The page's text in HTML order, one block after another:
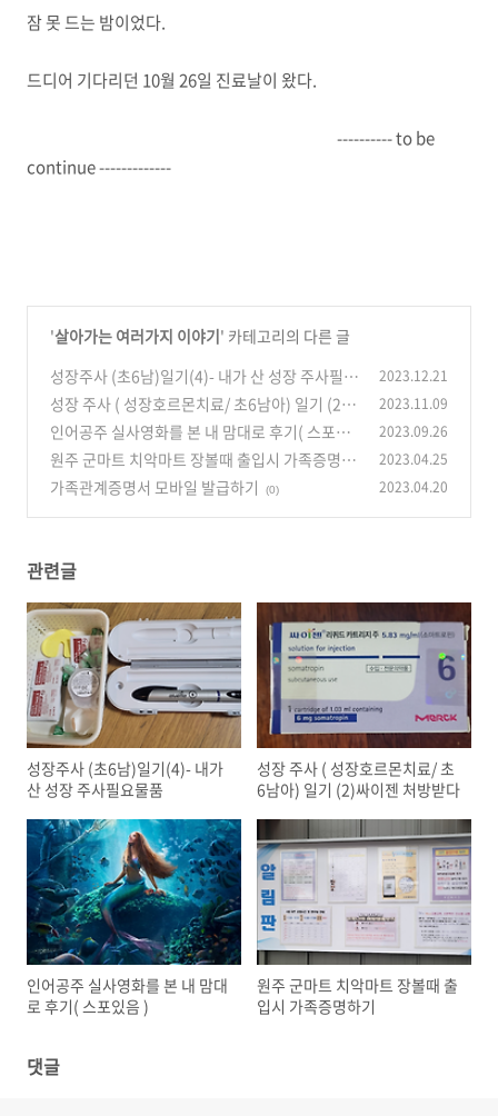
잠 못 드는 밤이었다.
드디어 기다리던 10월 26일 진료날이 왔다.
---------- to be
continue -------------
'살아가는 여러가지 이야기' 카테고리의 다른 글
성장주사 (초6남)일기(4)- 내가 산 성장 주사필요
물품 (0)
2023.12.21
성장 주사 ( 성장호르몬치료/ 초6남아) 일기 (2)
싸이젠 처방받다
(0)
2023.11.09
인어공주 실사영화를 본 내 맘대로 후기( 스포있
음 )
(0)
2023.09.26
원주 군마트 치악마트 장볼때 출입시 가족증명하
기 (0)
2023.04.25
가족관계증명서 모바일 발급하기 (0) 2023.04.20
관련글
성장주사 (초6남)일기(4)- 내가
산 성장 주사필요물품
성장 주사 ( 성장호르몬치료/ 초
6남아) 일기 (2)싸이젠 처방받다
인어공주 실사영화를 본 내 맘대
로 후기( 스포있음 )
원주 군마트 치악마트 장볼때 출
입시 가족증명하기
댓글